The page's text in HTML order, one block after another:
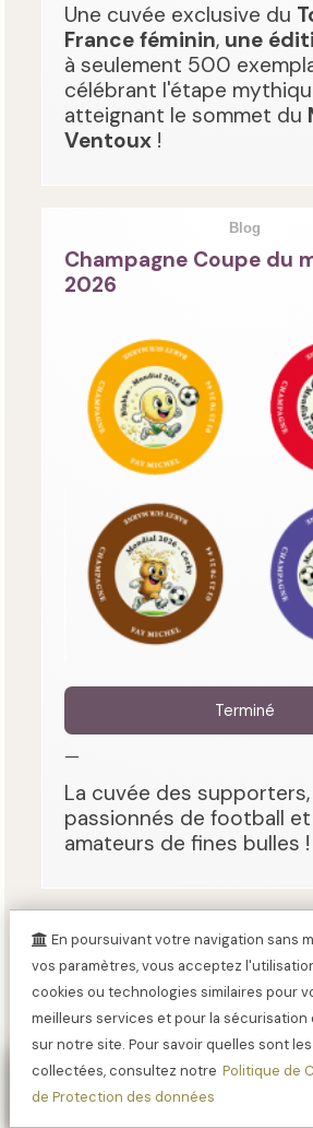
Une cuvée exclusive du
France féminin, une
à seulement 500
célébrant l'étape
atteignant le sommet du
Ventoux !
Blog
Champagne Coupe du
2026
Terminé
—
La cuvée des
passionnés de football
amateurs de fines bulles !
Citation Presse
Guide Hachette 2026
En poursuivant votre navigation sans
vos paramètres, vous acceptez
cookies ou technologies similaires pour
meilleurs services et pour la sécurisation
sur notre site. Pour savoir quelles sont
collectées, consultez notre Politique de
de Protection des données